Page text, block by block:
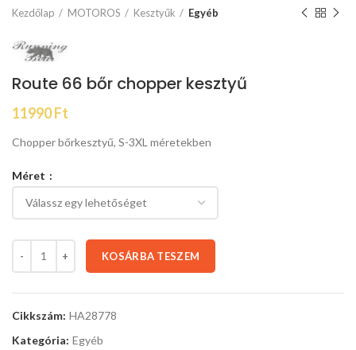
Kezdőlap MOTOROS Kesztyűk Egyéb
Route 66 bőr chopper kesztyű
11990Ft
Chopper bőrkesztyű, S-3XL méretekben
Méret
KOSÁRBA TESZEM
Cikkszám: HA28778
Kategória: Egyéb